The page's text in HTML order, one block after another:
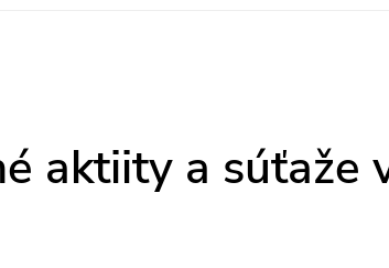
aktiity a súťaže